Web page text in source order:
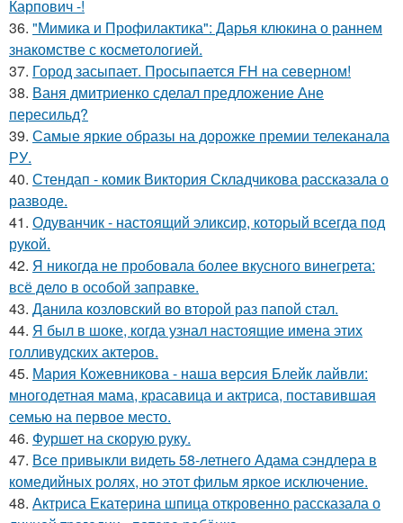
Карпович -!
36. "Мимика и Профилактика": Дарья клюкина о раннем
знакомстве с косметологией.
37. Город засыпает. Просыпается FH на северном!
38. Ваня дмитриенко сделал предложение Ане
пересильд?
39. Самые яркие образы на дорожке премии телеканала
РУ.
40. Стендап - комик Виктория Складчикова рассказала о
разводе.
41. Одуванчик - настоящий эликсир, который всегда под
рукой.
42. Я никогда не пробовала более вкусного винегрета:
всё дело в особой заправке.
43. Данила козловский во второй раз папой стал.
44. Я был в шоке, когда узнал настоящие имена этих
голливудских актеров.
45. Мария Кожевникова - наша версия Блейк лайвли:
многодетная мама, красавица и актриса, поставившая
семью на первое место.
46. Фуршет на скорую руку.
47. Все привыкли видеть 58-летнего Адама сэндлера в
комедийных ролях, но этот фильм яркое исключение.
48. Актриса Екатерина шпица откровенно рассказала о